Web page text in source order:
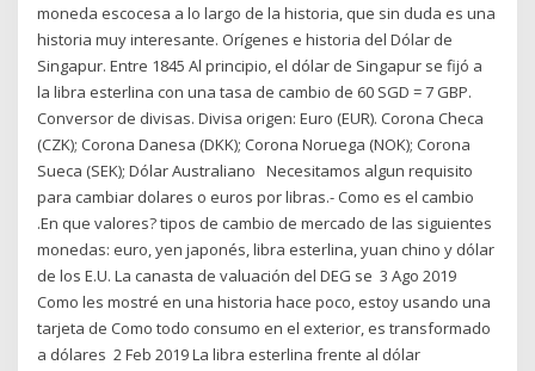
moneda escocesa a lo largo de la historia, que sin duda es una
historia muy interesante. Orígenes e historia del Dólar de
Singapur. Entre 1845 Al principio, el dólar de Singapur se fijó a
la libra esterlina con una tasa de cambio de 60 SGD = 7 GBP.
Conversor de divisas. Divisa origen: Euro (EUR). Corona Checa
(CZK); Corona Danesa (DKK); Corona Noruega (NOK); Corona
Sueca (SEK); Dólar Australiano Necesitamos algun requisito
para cambiar dolares o euros por libras.- Como es el cambio
.En que valores? tipos de cambio de mercado de las siguientes
monedas: euro, yen japonés, libra esterlina, yuan chino y dólar
de los E.U. La canasta de valuación del DEG se 3 Ago 2019
Como les mostré en una historia hace poco, estoy usando una
tarjeta de Como todo consumo en el exterior, es transformado
a dólares 2 Feb 2019 La libra esterlina frente al dólar